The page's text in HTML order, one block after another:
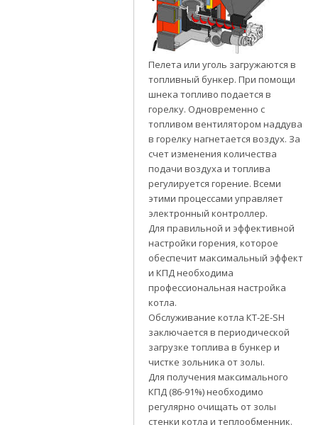
Пелета или уголь загружаются в
топливный бункер. При помощи
шнека топливо подается в
горелку. Одновременно с
топливом вентилятором наддува
в горелку нагнетается воздух. За
счет изменения количества
подачи воздуха и топлива
регулируется горение. Всеми
этими процессами управляет
электронный контроллер.
Для правильной и эффективной
настройки горения, которое
обеспечит максимальный эффект
и КПД необходима
профессиональная настройка
котла.
Обслуживание котла КТ-2Е-SH
заключается в периодической
загрузке топлива в бункер и
чистке зольника от золы.
Для получения максимального
КПД (86-91%) необходимо
регулярно очищать от золы
стенки котла и теплообменник.